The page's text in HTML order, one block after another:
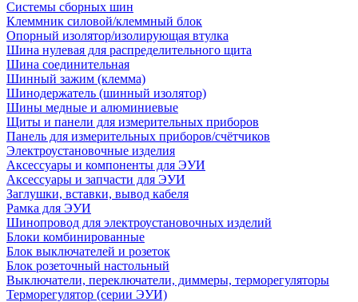
Системы сборных шин
Клеммник силовой/клеммный блок
Опорный изолятор/изолирующая втулка
Шина нулевая для распределительного щита
Шина соединительная
Шинный зажим (клемма)
Шинодержатель (шинный изолятор)
Шины медные и алюминиевые
Щиты и панели для измерительных приборов
Панель для измерительных приборов/счётчиков
Электроустановочные изделия
Аксессуары и компоненты для ЭУИ
Аксессуары и запчасти для ЭУИ
Заглушки, вставки, вывод кабеля
Рамка для ЭУИ
Шинопровод для электроустановочных изделий
Блоки комбинированные
Блок выключателей и розеток
Блок розеточный настольный
Выключатели, переключатели, диммеры, терморегуляторы
Терморегулятор (серии ЭУИ)